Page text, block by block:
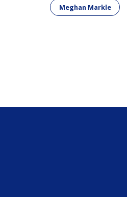
Meghan Markle